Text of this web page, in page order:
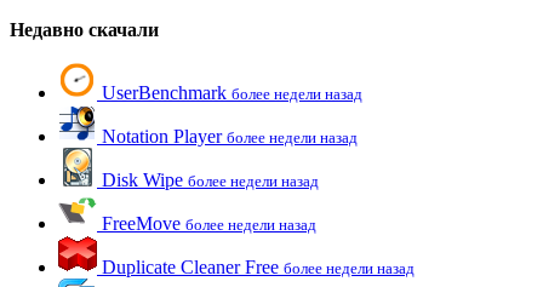
Недавно скачали
UserBenchmark более недели назад
Notation Player более недели назад
Disk Wipe более недели назад
FreeMove более недели назад
Duplicate Cleaner Free более недели назад